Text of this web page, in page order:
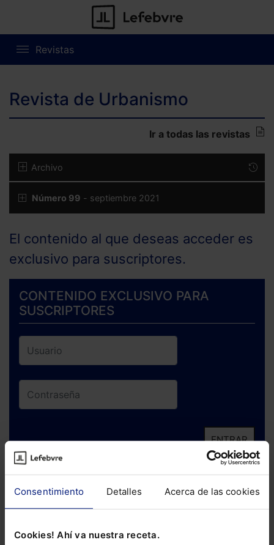
Consentimiento Detalles Acerca de las cookies
Cookies! Ahí va nuestra receta.
Revistas
Revista de Urbanismo
Ir a todas las revistas
Archivo
Número 99 - septiembre 2021
El contenido al que deseas acceder es
exclusivo para suscriptores.
CONTENIDO EXCLUSIVO PARA
SUSCRIPTORES
ENTRAR
¿Has olvidado tu contraseña?
Si todavía no te has suscrito, no pierdas
está oportunidad y adquiere tu acceso